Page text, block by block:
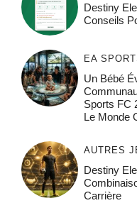
Destiny
Conseils
EA
Un Bébé
Sports FC
Le Monde
AUTRES
Destiny
Carrière